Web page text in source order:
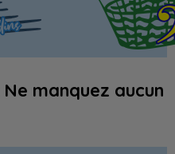
manquez aucun